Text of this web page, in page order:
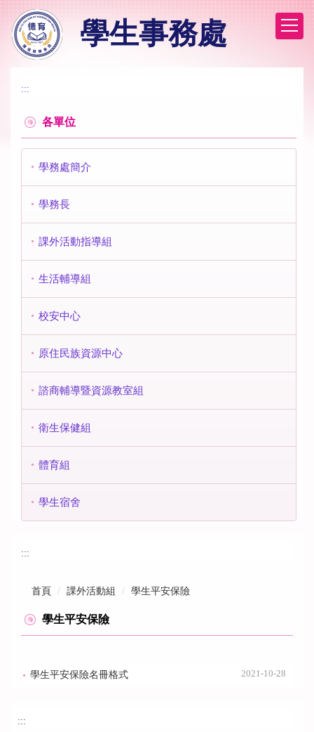
到
主
學生事務處
:::
各單位
學務處簡介
學務長
課外活動指導組
生活輔導組
校安中心
原住民族資源中心
諮商輔導暨資源教室組
衛生保健組
體育組
學生宿舍
:::
首頁 課外活動組 學生平安保險
學生平安保險
學生平安保險名冊格式 2021-10-28
:::